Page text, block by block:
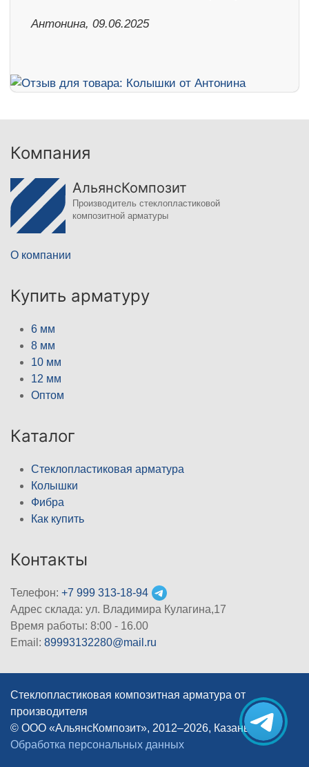
Антонина, 09.06.2025
Компания
АльянсКомпозит
Производитель стеклопластиковой
композитной арматуры
О компании
Купить арматуру
6 мм
8 мм
10 мм
12 мм
Оптом
Каталог
Стеклопластиковая арматура
Колышки
Фибра
Как купить
Контакты
Телефон: +7 999 313-18-94
Адрес склада: ул. Владимира Кулагина,17
Время работы: 8:00 - 16.00
Email: 89993132280@mail.ru
Стеклопластиковая композитная арматура от
производителя
© ООО «АльянсКомпозит», 2012–2026, Казань
|
Обработка персональных данных